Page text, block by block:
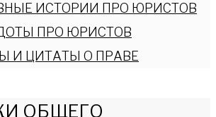
ИСТОРИИ ПРО ЮРИСТОВ
ПРО ЮРИСТОВ
И ЦИТАТЫ О ПРАВЕ
ОБЩЕГО